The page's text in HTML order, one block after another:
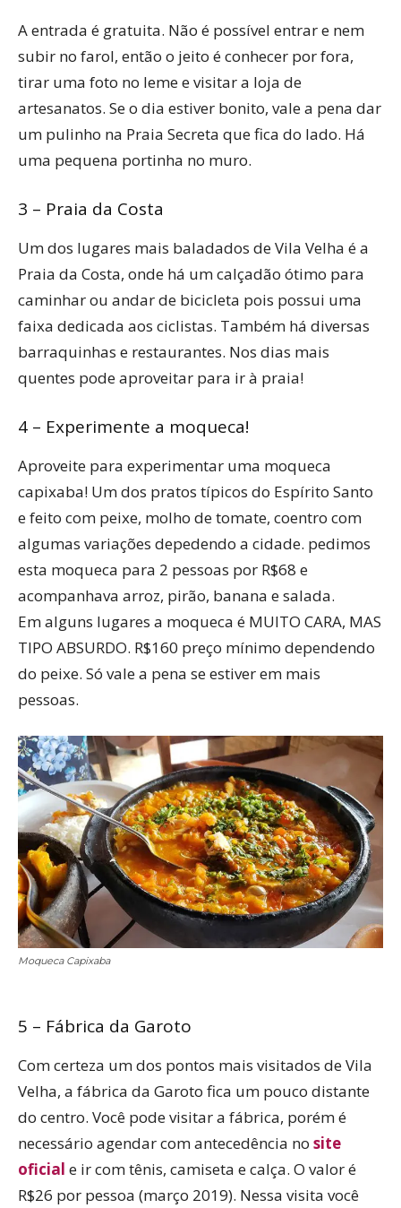
A entrada é gratuita. Não é possível entrar e nem
subir no farol, então o jeito é conhecer por fora,
tirar uma foto no leme e visitar a loja de
artesanatos. Se o dia estiver bonito, vale a pena dar
um pulinho na Praia Secreta que fica do lado. Há
uma pequena portinha no muro.
3 – Praia da Costa
Um dos lugares mais baladados de Vila Velha é a
Praia da Costa, onde há um calçadão ótimo para
caminhar ou andar de bicicleta pois possui uma
faixa dedicada aos ciclistas. Também há diversas
barraquinhas e restaurantes. Nos dias mais
quentes pode aproveitar para ir à praia!
4 – Experimente a moqueca!
Aproveite para experimentar uma moqueca
capixaba! Um dos pratos típicos do Espírito Santo
e feito com peixe, molho de tomate, coentro com
algumas variações depedendo a cidade. pedimos
esta moqueca para 2 pessoas por R$68 e
acompanhava arroz, pirão, banana e salada.
Em alguns lugares a moqueca é MUITO CARA, MAS
TIPO ABSURDO. R$160 preço mínimo dependendo
do peixe. Só vale a pena se estiver em mais
pessoas.
Moqueca Capixaba
5 – Fábrica da Garoto
Com certeza um dos pontos mais visitados de Vila
Velha, a fábrica da Garoto fica um pouco distante
do centro. Você pode visitar a fábrica, porém é
necessário agendar com antecedência no site
oficial e ir com tênis, camiseta e calça. O valor é
R$26 por pessoa (março 2019). Nessa visita você